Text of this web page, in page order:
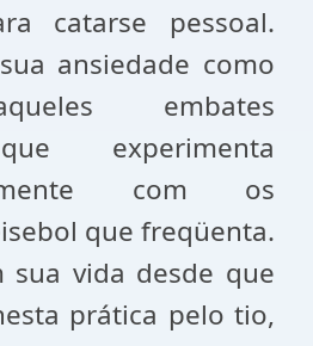
catarse pessoal.
ansiedade como
embates
experimenta
com os
que freqüenta.
sua vida desde que
prática pelo tio,